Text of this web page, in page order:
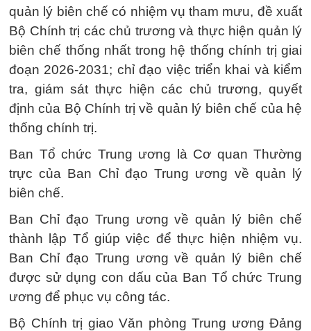
quản lý biên chế có nhiệm vụ tham mưu, đề xuất
Bộ Chính trị các chủ trương và thực hiện quản lý
biên chế thống nhất trong hệ thống chính trị giai
đoạn 2026-2031; chỉ đạo việc triển khai và kiểm
tra, giám sát thực hiện các chủ trương, quyết
định của Bộ Chính trị về quản lý biên chế của hệ
thống chính trị.
Ban Tổ chức Trung ương là Cơ quan Thường
trực của Ban Chỉ đạo Trung ương về quản lý
biên chế.
Ban Chỉ đạo Trung ương về quản lý biên chế
thành lập Tổ giúp việc để thực hiện nhiệm vụ.
Ban Chỉ đạo Trung ương về quản lý biên chế
được sử dụng con dấu của Ban Tổ chức Trung
ương để phục vụ công tác.
Bộ Chính trị giao Văn phòng Trung ương Đảng